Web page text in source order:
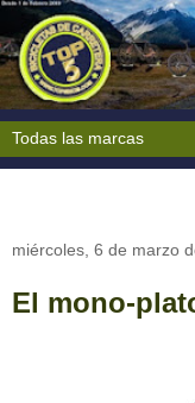
miércoles, 6 de marzo
El mono-